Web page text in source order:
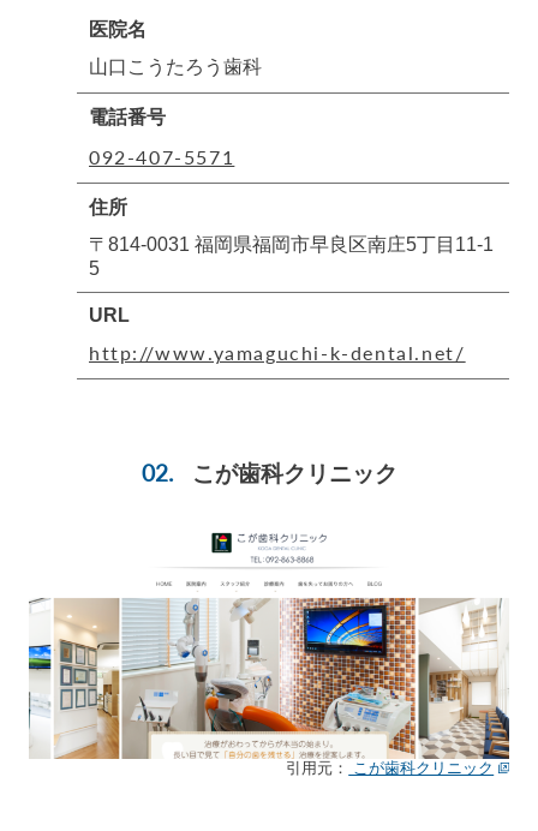
医院名
山口こうたろう歯科
電話番号
092-407-5571
住所
〒814-0031 福岡県福岡市早良区南庄5丁目11-1
5
URL
http://www.yamaguchi-k-dental.net/
こが歯科クリニック
引用元： こが歯科クリニック